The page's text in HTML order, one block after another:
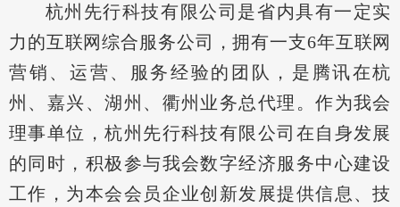
杭州先行科技有限公司是省内具有一定实
力的互联网综合服务公司，拥有一支6年互联网
营销、运营、服务经验的团队，是腾讯在杭
州、嘉兴、湖州、衢州业务总代理。作为我会
理事单位，杭州先行科技有限公司在自身发展
的同时，积极参与我会数字经济服务中心建设
工作，为本会会员企业创新发展提供信息、技